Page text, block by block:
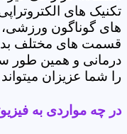
تکنیک های
های گوناگون
قسمت های مختلف
درمانی و همین طور
را شما عزیزان
در چه مواردی به